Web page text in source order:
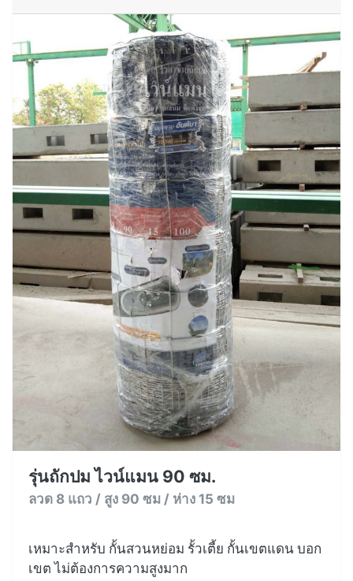
รุ่นถักปม ไวน์แมน 90 ซม.
ลวด 8 แถว / สูง 90 ซม / ห่าง 15 ซม
เหมาะสำหรับ กั้นสวนหย่อม รั้วเตี้ย กั้นเขตแดน บอก
เขต ไม่ต้องการความสูงมาก